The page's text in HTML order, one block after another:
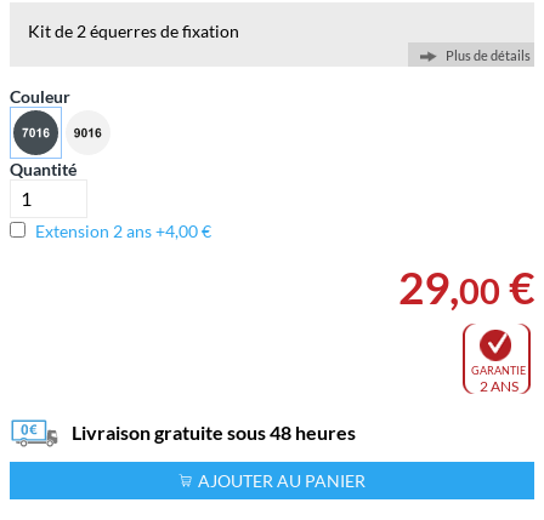
Kit de 2 équerres de fixation
Plus de détails
Couleur
Quantité
Extension 2 ans +4,00 €
29,00 €
GARANTIE
2 ANS
Livraison gratuite sous 48 heures
AJOUTER AU PANIER